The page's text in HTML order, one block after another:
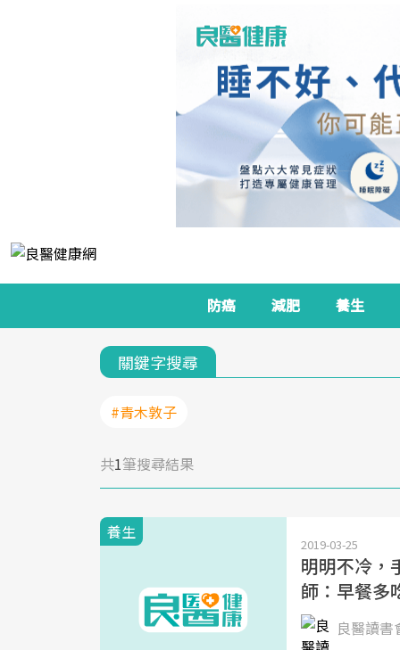
防癌 減肥 養生
關鍵字搜尋
#青木敦子
共1筆搜尋結果
養生
2019-03-25
明明不冷，
師：早餐多
良醫讀書